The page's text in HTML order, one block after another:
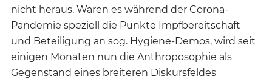
nicht heraus. Waren es während der Corona-
Pandemie speziell die Punkte Impfbereitschaft
und Beteiligung an sog. Hygiene-Demos, wird seit
einigen Monaten nun die Anthroposophie als
Gegenstand eines breiteren Diskursfeldes